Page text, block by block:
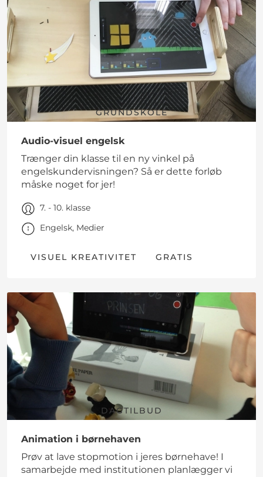
GRUNDSKOLE
Audio-visuel engelsk
Trænger din klasse til en ny vinkel på
engelskundervisningen? Så er dette forløb
måske noget for jer!
7. - 10. klasse
Engelsk, Medier
VISUEL KREATIVITET GRATIS
DAGTILBUD
Animation i børnehaven
Prøv at lave stopmotion i jeres børnehave! I
samarbejde med institutionen planlægger vi